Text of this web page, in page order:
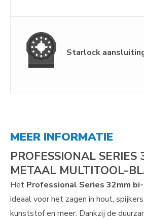
Starlock
MEER INFORMATIE
PROFESSIONAL SERIES
METAAL MULTITOOL-
Het Professional Series 32mm
ideaal voor het zagen in hout,
kunststof en meer. Dankzij de